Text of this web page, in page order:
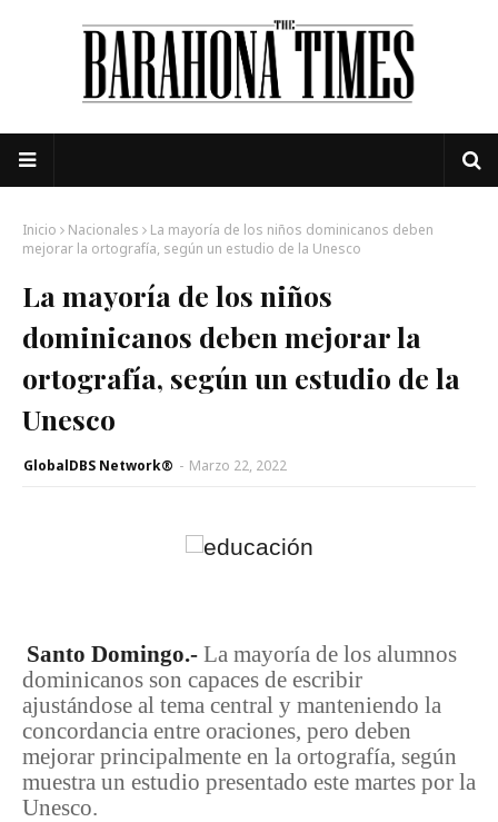
Inicio Nacionales
La mayoría de los niños dominicanos deben
mejorar la ortografía, según un estudio de la Unesco
La mayoría de los niños
dominicanos deben mejorar la
ortografía, según un estudio de la
Unesco
GlobalDBS Network® - Marzo 22, 2022
Santo Domingo.- La mayoría de los alumnos
dominicanos son capaces de escribir
ajustándose al tema central y manteniendo la
concordancia entre oraciones, pero deben
mejorar principalmente en la ortografía, según
muestra un estudio presentado este martes por la
Unesco.